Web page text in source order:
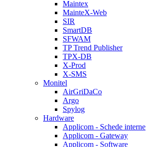
Maintex
MainteX-Web
SIR
SmartDB
SFWAM
TP Trend Publisher
TPX-DB
X-Prod
X-SMS
Monitel
AirGriDaCo
Argo
Spylog
Hardware
Applicom - Schede interne
Applicom - Gateway
Applicom - Software